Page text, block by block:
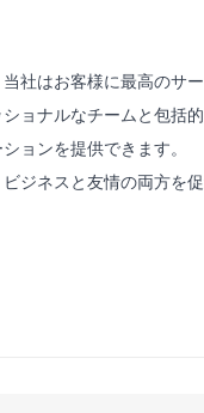
社はお客様に最高のサ
ョナルなチームと包括
ョンを提供できます。
ジネスと友情の両方を